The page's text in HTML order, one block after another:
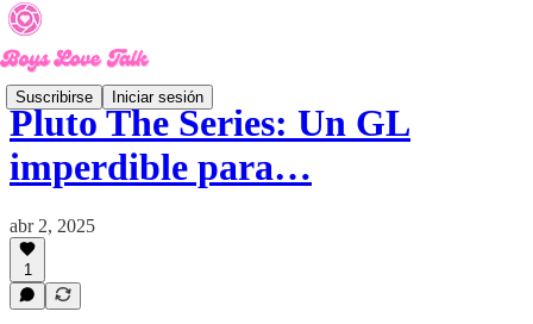
Suscribirse Iniciar sesión
Pluto The Series: Un GL
imperdible para…
abr 2, 2025
1